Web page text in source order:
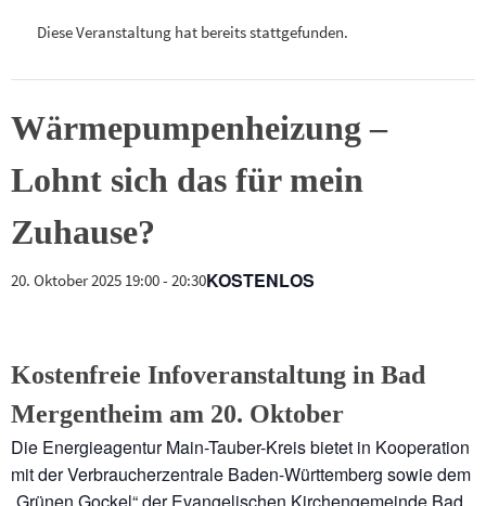
Diese Veranstaltung hat bereits stattgefunden.
Wärmepumpenheizung –
Lohnt sich das für mein
Zuhause?
20. Oktober 2025 19:00- 20:30KOSTENLOS
Kostenfreie Infoveranstaltung in Bad
Mergentheim am 20. Oktober
Die Energieagentur Main-Tauber-Kreis bietet in Kooperation
mit der Verbraucherzentrale Baden-Württemberg sowie dem
„Grünen Gockel“ der Evangelischen Kirchengemeinde Bad